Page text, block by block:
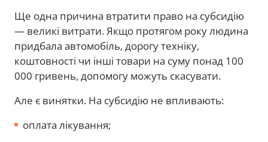
Ще одна причина втратити право на субсидію
— великі витрати. Якщо протягом року людина
придбала автомобіль, дорогу техніку,
коштовності чи інші товари на суму понад 100
000 гривень, допомогу можуть скасувати.
Але є винятки. На субсидію не впливають:
оплата лікування;